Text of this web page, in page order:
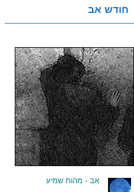
חודש אב
אב - מהות שמיע